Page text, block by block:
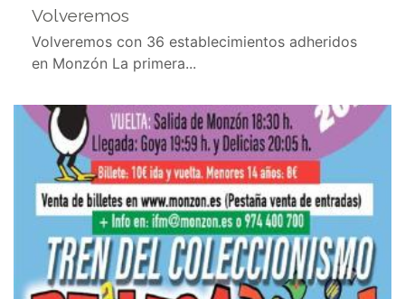
Volveremos
Volveremos con 36 establecimientos adheridos
en Monzón La primera...